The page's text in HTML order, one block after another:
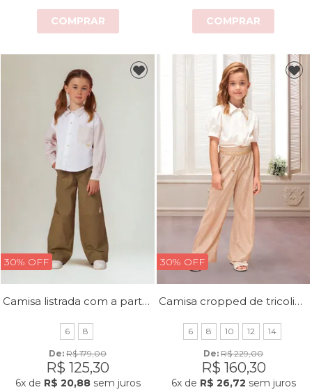
COMPRAR COMPRAR
30% OFF
Camisa listrada com a parte da frente lisa
6 8
De: R$ 179,00
R$ 125,30
6xde R$ 20,88sem juros
30% OFF
Camisa cropped de tricoline com strass
6 8 10 12 14
De: R$ 229,00
R$ 160,30
6xde R$ 26,72 sem juros